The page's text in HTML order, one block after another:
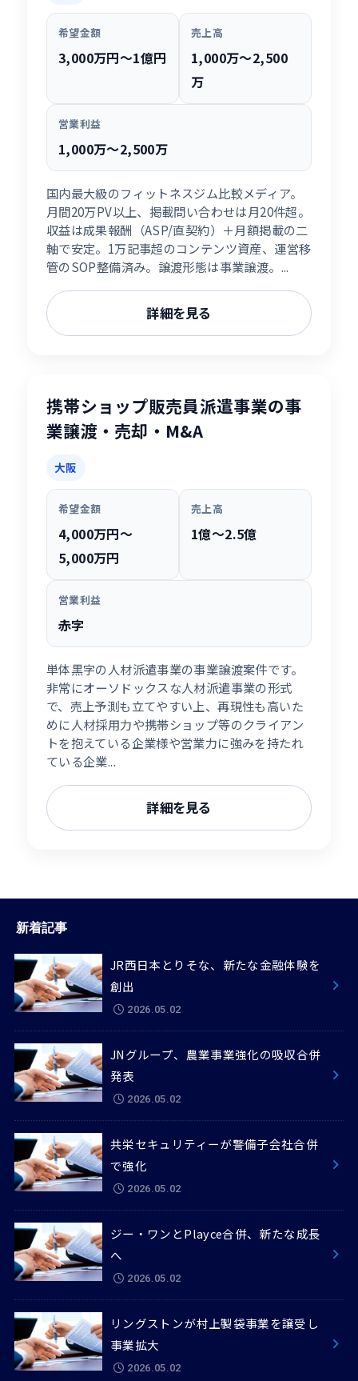
希望金額
3,000万円〜1億円
売上高
1,000万〜2,500
万
営業利益
1,000万〜2,500万
国内最大級のフィットネスジム比較メディア。
月間20万PV以上、掲載問い合わせは月20件超。
収益は成果報酬（ASP/直契約）＋月額掲載の二
軸で安定。1万記事超のコンテンツ資産、運営移
管のSOP整備済み。譲渡形態は事業譲渡。...
詳細を見る
携帯ショップ販売員派遣事業の事
業譲渡・売却・M&A
大阪
希望金額
4,000万円〜
5,000万円
売上高
1億〜2.5億
営業利益
赤字
単体黒字の人材派遣事業の事業譲渡案件です。
非常にオーソドックスな人材派遣事業の形式
で、売上予測も立てやすい上、再現性も高いた
めに人材採用力や携帯ショップ等のクライアン
トを抱えている企業様や営業力に強みを持たれ
ている企業...
詳細を見る
新着記事
JR西日本とりそな、新たな金融体験を
創出
2026.05.02
JNグループ、農業事業強化の吸収合併
発表
2026.05.02
共栄セキュリティーが警備子会社合併
で強化
2026.05.02
ジー・ワンとPlayce合併、新たな成長
へ
2026.05.02
リングストンが村上製袋事業を譲受し
事業拡大
2026.05.02